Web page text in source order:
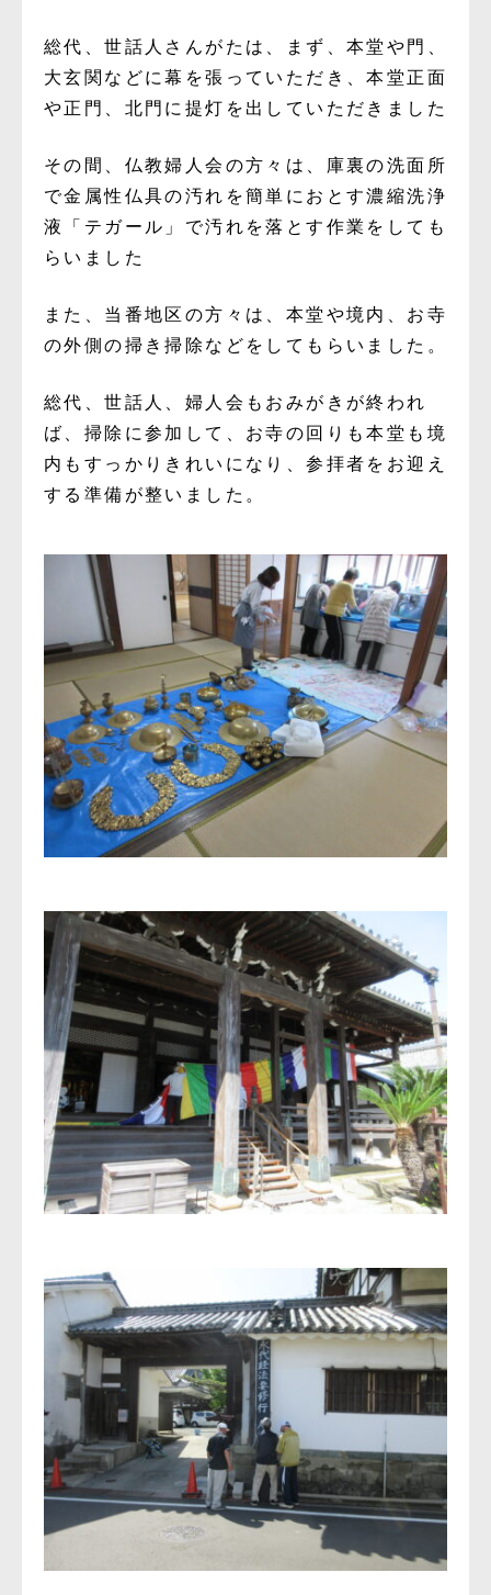
総代、世話人さんがたは、まず、本堂や門、
大玄関などに幕を張っていただき、本堂正面
や正門、北門に提灯を出していただきました
その間、仏教婦人会の方々は、庫裏の洗面所
で金属性仏具の汚れを簡単におとす濃縮洗浄
液「テガール」で汚れを落とす作業をしても
らいました
また、当番地区の方々は、本堂や境内、お寺
の外側の掃き掃除などをしてもらいました。
総代、世話人、婦人会もおみがきが終われ
ば、掃除に参加して、お寺の回りも本堂も境
内もすっかりきれいになり、参拝者をお迎え
する準備が整いました。